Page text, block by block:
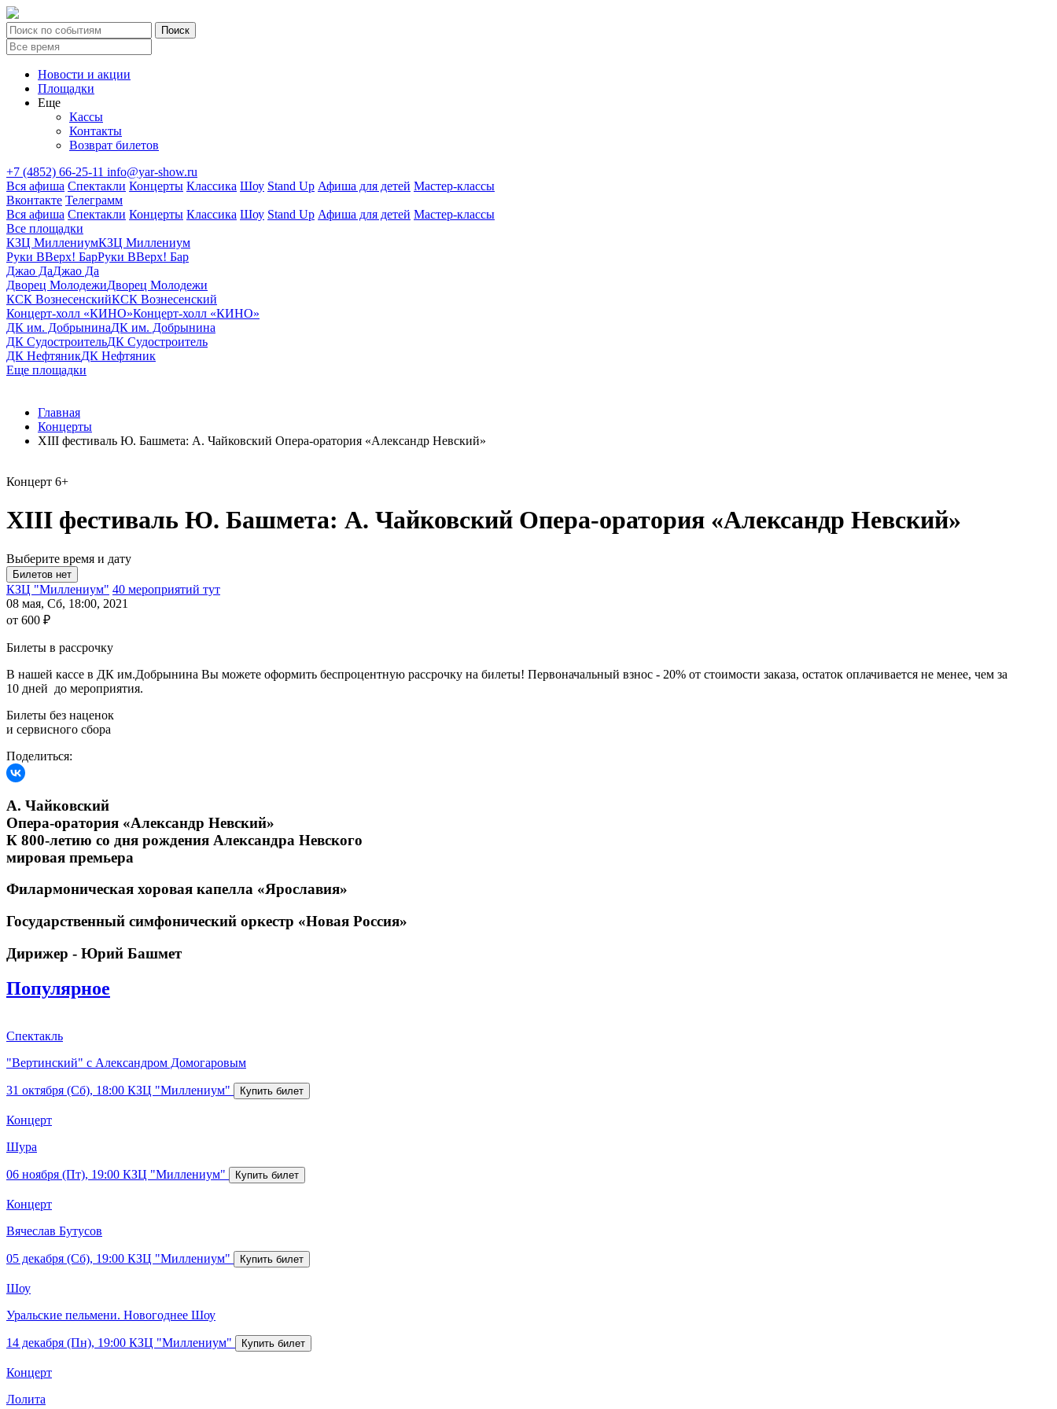
Новости и акции
Площадки
Еще
Кассы
Контакты
Возврат билетов
+7 (4852) 66-25-11 info@yar-show.ru
Вся афиша Спектакли Концерты Классика Шоу Stand Up Афиша для детей Мастер-классы
Вконтакте Телеграмм
Вся афиша Спектакли Концерты Классика Шоу Stand Up Афиша для детей Мастер-классы
Все площадки
КЗЦ МиллениумКЗЦ Миллениум
Руки ВВерх! БарРуки ВВерх! Бар
Джао ДаДжао Да
Дворец МолодежиДворец Молодежи
КСК ВознесенскийКСК Вознесенский
Концерт-холл «КИНО»Концерт-холл «КИНО»
ДК им. ДобрынинаДК им. Добрынина
ДК СудостроительДК Судостроитель
ДК НефтяникДК Нефтяник
Еще площадки
Главная
Концерты
XIII фестиваль Ю. Башмета: А. Чайковский Опера-оратория «Александр Невский»
Концерт 6+
XIII фестиваль Ю. Башмета: А. Чайковский Опера-оратория «Александр Невский»
Выберите время и дату
КЗЦ "Миллениум" 40 мероприятий тут
08 мая, Сб, 18:00, 2021
от 600 ₽
Билеты в рассрочку
В нашей кассе в ДК им.Добрынина Вы можете оформить беспроцентную рассрочку на билеты! Первоначальный взнос - 20% от стоимости заказа, остаток оплачивается не менее, чем за
10 дней до мероприятия.
Билеты без наценок
и сервисного сбора
Поделиться:
А. Чайковский
Опера-оратория «Александр Невский»
К 800-летию со дня рождения Александра Невского
мировая премьера
Филармоническая хоровая капелла «Ярославия»
Государственный симфонический оркестр «Новая Россия»
Дирижер - Юрий Башмет
Популярное
Спектакль
"Вертинский" с Александром Домогаровым
31 октября (Сб), 18:00 КЗЦ "Миллениум"
Концерт
Шура
06 ноября (Пт), 19:00 КЗЦ "Миллениум"
Концерт
Вячеслав Бутусов
05 декабря (Сб), 19:00 КЗЦ "Миллениум"
Шоу
Уральские пельмени. Новогоднее Шоу
14 декабря (Пн), 19:00 КЗЦ "Миллениум"
Концерт
Лолита